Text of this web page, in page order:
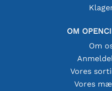
OM
Om
Vores
Vores